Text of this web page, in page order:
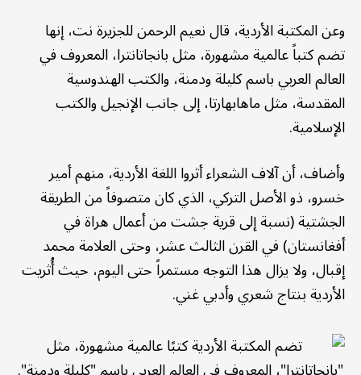
وعن المكتبة الأردية، قال نعيم الرحمن للجزيرة نت، إنها
تضم كتباً عالمية مشهورة، مثل بانجاتانترا، المعروف في
العالم العربي باسم كليلة ودمنة، والكتب الهندوسية
المقدسة، مثل ماهابهارتا، إلى جانب الإنجيل والكتب
الإسلامية.
وأضاف، أن آلاف الشعراء أثروا اللغة الأردية، منهم أمير
خسرو، ذو الأصل التركي، الذي كان متصوفاً من الطريقة
الجشتية (نسبة إلى قرية جشت من أعمال هراة في
أفغانستان) في القرن الثالث عشر، وحتى العلامة محمد
إقبال، ولا يزال هذا التوجه مستمراً حتى اليوم، حيث أُثريت
الأردية بنتاج شعري وأدبي غني.